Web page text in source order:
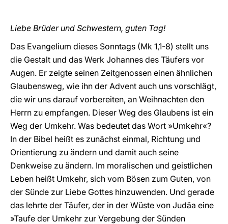
Liebe Brüder und Schwestern, guten Tag!
Das Evangelium dieses Sonntags (Mk 1,1-8) stellt uns
die Gestalt und das Werk Johannes des Täufers vor
Augen. Er zeigte seinen Zeitgenossen einen ähnlichen
Glaubensweg, wie ihn der Advent auch uns vorschlägt,
die wir uns darauf vorbereiten, an Weihnachten den
Herrn zu empfangen. Dieser Weg des Glaubens ist ein
Weg der Umkehr. Was bedeutet das Wort »Umkehr«?
In der Bibel heißt es zunächst einmal, Richtung und
Orientierung zu ändern und damit auch seine
Denkweise zu ändern. Im moralischen und geistlichen
Leben heißt Umkehr, sich vom Bösen zum Guten, von
der Sünde zur Liebe Gottes hinzuwenden. Und gerade
das lehrte der Täufer, der in der Wüste von Judäa eine
»Taufe der Umkehr zur Vergebung der Sünden